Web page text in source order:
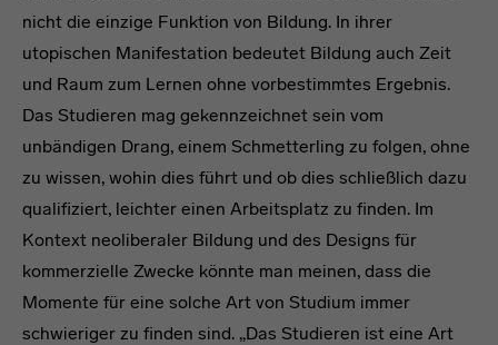
nicht die einzige Funktion von Bildung. In ihrer
utopischen Manifestation bedeutet Bildung auch Zeit
und Raum zum Lernen ohne vorbestimmtes Ergebnis.
Das Studieren mag gekennzeichnet sein vom
unbändigen Drang, einem Schmetterling zu folgen, ohne
zu wissen, wohin dies führt und ob dies schließlich dazu
qualifiziert, leichter einen Arbeitsplatz zu finden. Im
Kontext neoliberaler Bildung und des Designs für
kommerzielle Zwecke könnte man meinen, dass die
Momente für eine solche Art von Studium immer
schwieriger zu finden sind. „Das Studieren ist eine Art